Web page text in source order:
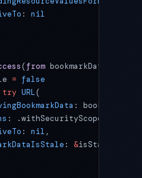
: nil
(from bookmarkData:
= false
try URL(
:
: .withSecurityScope,
: nil ,
: &isStale